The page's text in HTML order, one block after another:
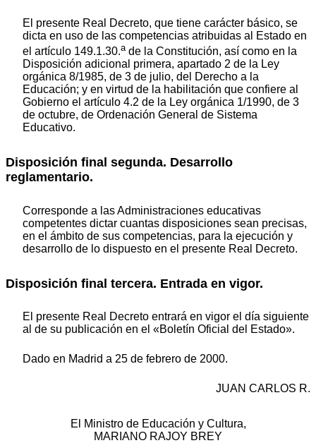
El presente Real Decreto, que tiene carácter básico, se
dicta en uso de las competencias atribuidas al Estado en
el artículo 149.1.30.ade la Constitución, así como en la
Disposición adicional primera, apartado 2 de la Ley
orgánica 8/1985, de 3 de julio, del Derecho a la
Educación; y en virtud de la habilitación que confiere al
Gobierno el artículo 4.2 de la Ley orgánica 1/1990, de 3
de octubre, de Ordenación General de Sistema
Educativo.
Disposición final segunda. Desarrollo
reglamentario.
Corresponde a las Administraciones educativas
competentes dictar cuantas disposiciones sean precisas,
en el ámbito de sus competencias, para la ejecución y
desarrollo de lo dispuesto en el presente Real Decreto.
Disposición final tercera. Entrada en vigor.
El presente Real Decreto entrará en vigor el día siguiente
al de su publicación en el «Boletín Oficial del Estado».
Dado en Madrid a 25 de febrero de 2000.
JUAN CARLOS R.
El Ministro de Educación y Cultura,
MARIANO RAJOY BREY